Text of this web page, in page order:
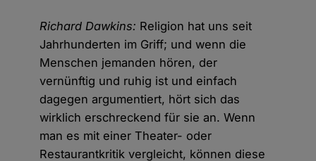
Richard Dawkins: Religion hat uns seit
Jahrhunderten im Griff; und wenn die
Menschen jemanden hören, der
vernünftig und ruhig ist und einfach
dagegen argumentiert, hört sich das
wirklich erschreckend für sie an. Wenn
man es mit einer Theater- oder
Restaurantkritik vergleicht, können diese